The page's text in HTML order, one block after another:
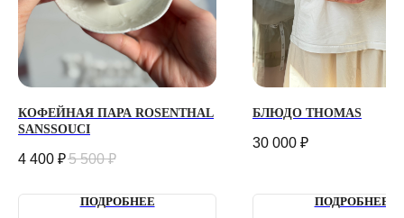
КОФЕЙНАЯ ПАРА ROSENTHAL
SANSSOUCI
4 400 ₽5 500 ₽
ПОДРОБНЕЕ
БЛЮДО THOMAS
30 000 ₽
ПОДРОБНЕЕ
КОНФИДЕНЦИАЛЬНОСТЬ
2018 - 2025 PLOMBIR FLOWERS
ДОГОВОР ОФЕРТЫ